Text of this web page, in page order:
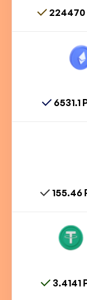
224470
6531.1
155.46
3.4141